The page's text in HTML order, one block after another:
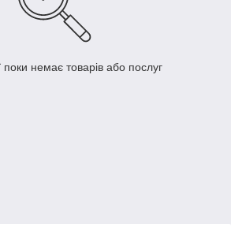
поки немає товарів або послуг